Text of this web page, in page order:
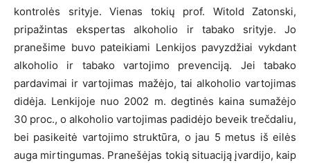
kontrolės srityje. Vienas tokių prof. Witold Zatonski,
pripažintas ekspertas alkoholio ir tabako srityje. Jo
pranešime buvo pateikiami Lenkijos pavyzdžiai vykdant
alkoholio ir tabako vartojimo prevenciją. Jei tabako
pardavimai ir vartojimas mažėjo, tai alkoholio vartojimas
didėja. Lenkijoje nuo 2002 m. degtinės kaina sumažėjo
30 proc., o alkoholio vartojimas padidėjo beveik trečdaliu,
bei pasikeitė vartojimo struktūra, o jau 5 metus iš eilės
auga mirtingumas. Pranešėjas tokią situaciją įvardijo, kaip